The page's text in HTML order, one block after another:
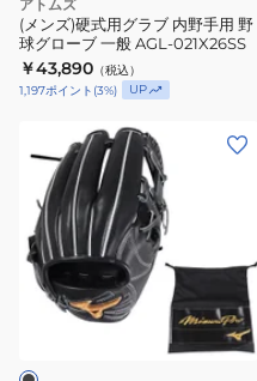
野
手
用
グ
ー
ブ
一
アトムズ
(メンズ)硬式用グラブ 内野手用 野
球グローブ 一般 AGL-021X26SS
￥43,890 （税込）
1,197ポイント (3%) UP
ン
硬
式
用
ブ
ブ
ラ